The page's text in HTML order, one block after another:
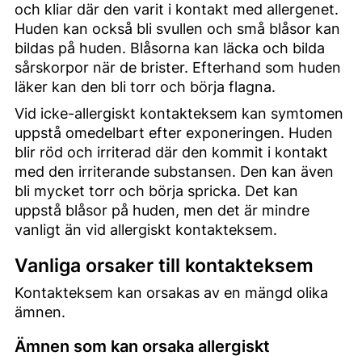
och kliar där den varit i kontakt med allergenet.
Huden kan också bli svullen och små blåsor kan
bildas på huden. Blåsorna kan läcka och bilda
sårskorpor när de brister. Efterhand som huden
läker kan den bli torr och börja flagna.
Vid icke-allergiskt kontakteksem kan symtomen
uppstå omedelbart efter exponeringen. Huden
blir röd och irriterad där den kommit i kontakt
med den irriterande substansen. Den kan även
bli mycket torr och börja spricka. Det kan
uppstå blåsor på huden, men det är mindre
vanligt än vid allergiskt kontakteksem.
Vanliga orsaker till kontakteksem
Kontakteksem kan orsakas av en mängd olika
ämnen.
Ämnen som kan orsaka allergiskt